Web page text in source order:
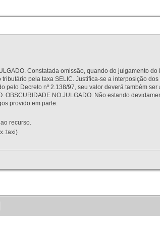
Constatada omissão, quando do julgamento
pela taxa SELIC. Justifica-se a interposição
Decreto nº 2.138/97, seu valor deverá também
OBSCURIDADE NO JULGADO. Não estando
provido em parte.
recurso.